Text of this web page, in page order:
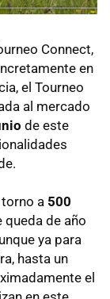
Connect,
en
el Tourneo
al mercado
de este
a 500
queda de año
ya para
hasta un
el